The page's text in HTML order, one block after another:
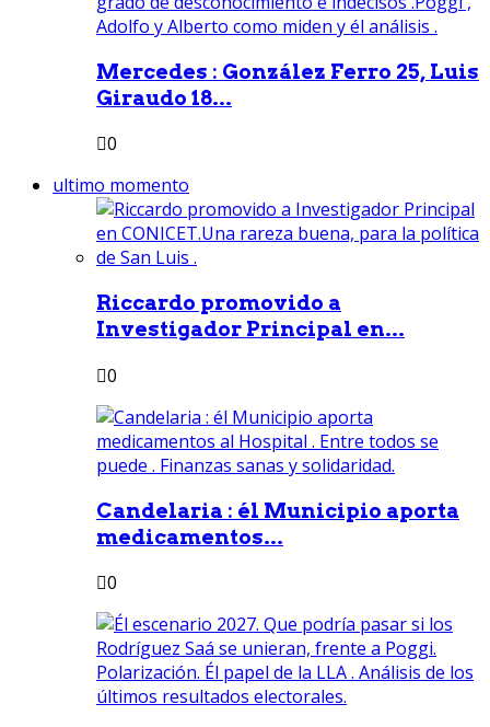
Mercedes : González Ferro 25, Luis
Giraudo 18...
0
ultimo momento
Riccardo promovido a
Investigador Principal en...
0
Candelaria : él Municipio aporta
medicamentos...
0